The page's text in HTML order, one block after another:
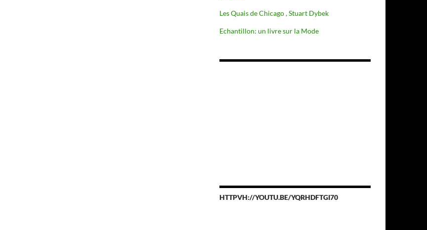
Les Quais de Chicago , Stuart Dybek
Echantillon: un livre sur la Mode
HTTPVH://YOUTU.BE/YQRHDFTGI70